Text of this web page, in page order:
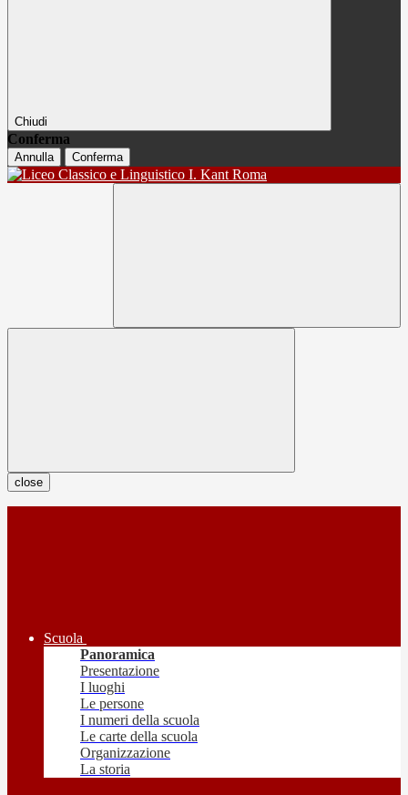
Chiudi
Conferma
Annulla Conferma
close
Scuola
Panoramica
Presentazione
I luoghi
Le persone
I numeri della scuola
Le carte della scuola
Organizzazione
La storia